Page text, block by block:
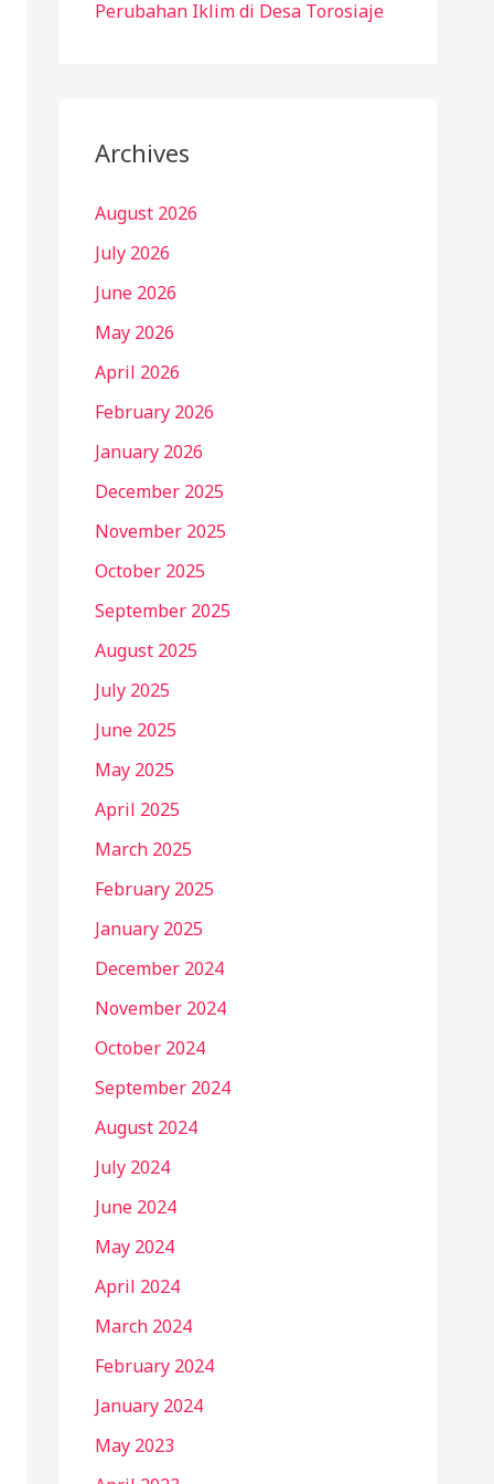
Perubahan Iklim di Desa Torosiaje
Archives
August 2026
July 2026
June 2026
May 2026
April 2026
February 2026
January 2026
December 2025
November 2025
October 2025
September 2025
August 2025
July 2025
June 2025
May 2025
April 2025
March 2025
February 2025
January 2025
December 2024
November 2024
October 2024
September 2024
August 2024
July 2024
June 2024
May 2024
April 2024
March 2024
February 2024
January 2024
May 2023